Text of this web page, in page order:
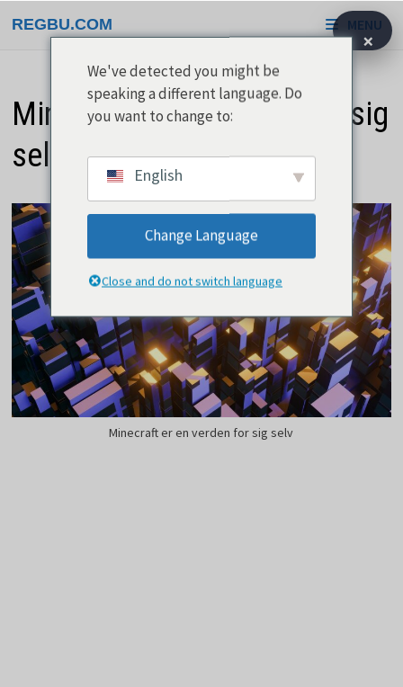
REGBU.COM MENU
Minecraft er en verden for sig
selv
Minecraft er en verden for sig selv
×
We've detected you might be
speaking a different language. Do
you want to change to:
English
Change Language
Close and do not switch language